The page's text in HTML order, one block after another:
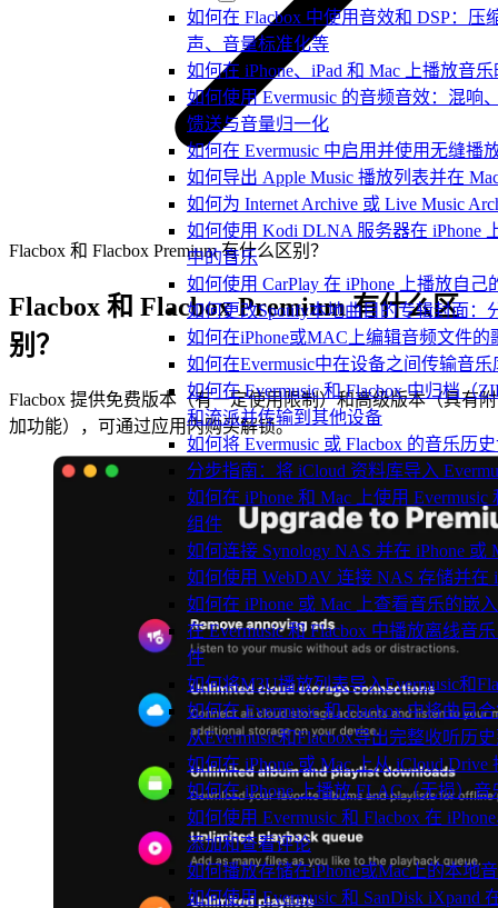
如何在 Flacbox 中使用音效和 DSP：压
声、音量标准化等
如何在 iPhone、iPad 和 Mac 上播放音
如何使用 Evermusic 的音频音效：混响
馈送与音量归一化
如何在 Evermusic 中启用并使用无缝播
如何导出 Apple Music 播放列表并在
如何为 Internet Archive 或 Live Music
如何使用 Kodi DLNA 服务器在 iPhone
中的音乐
如何使用 CarPlay 在 iPhone 上播放自己
如何更改Spotify本地曲目的专辑封面：
如何在iPhone或MAC上编辑音频文件的
如何在Evermusic中在设备之间传输音
如何在 Evermusic 和 Flacbox 中归档（
和流派并传输到其他设备
如何将 Evermusic 或 Flacbox 的音乐历
分步指南：将 iCloud 资料库导入
如何在 iPhone 和 Mac 上使用
组件
如何连接 Synology NAS 并在 iPhone 或
如何使用 WebDAV 连接 NAS 存储并在
如何在 iPhone 或 Mac 上查看音乐的嵌
在 Evermusic 和 Flacbox 中播放离线音
件
如何将M3U播放列表导入Evermusic和
如何在 Evermusic 和 Flacbox 中将曲目
从Evermusic和Flacbox导出完整收听历
如何在 iPhone 或 Mac 上从 iCloud Drive
如何在 iPhone 上播放 FLAC（无损）音
如何使用 Evermusic 和 Flacbox 在
添加和查看评论
如何播放存储在iPhone或Mac上的本地
如何使用 Evermusic 和 SanDisk iXpand
Flacbox 和 Flacbox Premium 有什么区别？
Flacbox 和 Flacbox Premium 有什么区
别？
Flacbox 提供免费版本（有一定使用限制）和高级版本（具有附
加功能），可通过应用内购买解锁。